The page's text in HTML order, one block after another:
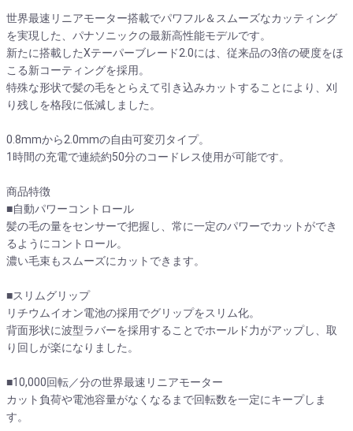
世界最速リニアモーター搭載でパワフル＆スムーズなカッティング
を実現した、パナソニックの最新高性能モデルです。
新たに搭載したXテーパーブレード2.0には、従来品の3倍の硬度をほ
こる新コーティングを採用。
特殊な形状で髪の毛をとらえて引き込みカットすることにより、刈
り残しを格段に低減しました。
0.8mmから2.0mmの自由可変刃タイプ。
1時間の充電で連続約50分のコードレス使用が可能です。
商品特徴
■自動パワーコントロール
髪の毛の量をセンサーで把握し、常に一定のパワーでカットができ
るようにコントロール。
濃い毛束もスムーズにカットできます。
■スリムグリップ
リチウムイオン電池の採用でグリップをスリム化。
背面形状に波型ラバーを採用することでホールド力がアップし、取
り回しが楽になりました。
■10,000回転／分の世界最速リニアモーター
カット負荷や電池容量がなくなるまで回転数を一定にキープしま
す。